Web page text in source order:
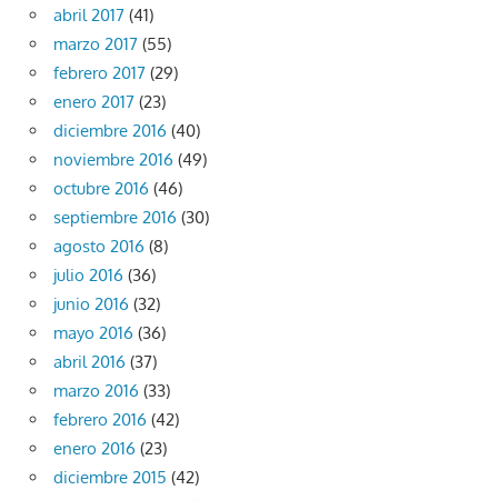
abril 2017 (41)
marzo 2017 (55)
febrero 2017 (29)
enero 2017 (23)
diciembre 2016 (40)
noviembre 2016 (49)
octubre 2016 (46)
septiembre 2016 (30)
agosto 2016 (8)
julio 2016 (36)
junio 2016 (32)
mayo 2016 (36)
abril 2016 (37)
marzo 2016 (33)
febrero 2016 (42)
enero 2016 (23)
diciembre 2015 (42)